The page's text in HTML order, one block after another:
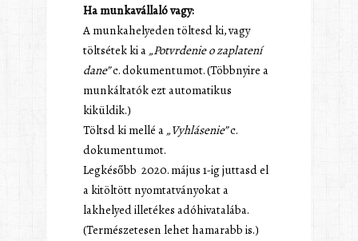
Ha munkavállaló vagy:
A munkahelyeden töltesd ki, vagy
töltsétek ki a„Potvrdenie o zaplatení
dane”c. dokumentumot. (Többnyire a
munkáltatók ezt automatikus
kiküldik.)
Töltsd ki mellé a„Vyhlásenie”c.
dokumentumot.
Legkésőbb 2020. május 1-ig juttasd el
a kitöltött nyomtatványokat a
lakhelyed illetékes adóhivatalába.
(Természetesen lehet hamarabb is.)